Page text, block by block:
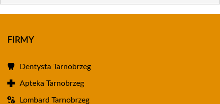
FIRMY
Dentysta Tarnobrzeg
Apteka Tarnobrzeg
Lombard Tarnobrzeg